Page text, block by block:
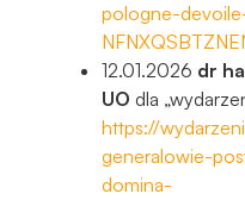
pologne-
12.01.2026 dr
UO dla
https://
generalowie-
domina-